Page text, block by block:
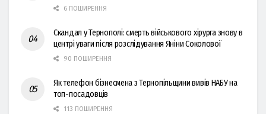
6 ПОШИРЕННЯ
Скандал у Тернополі: смерть військового хірурга знову в
центрі уваги після розслідування Яніни Соколової
90 ПОШИРЕННЯ
Як телефон бізнесмена з Тернопільщини вивів НАБУ на
топ-посадовців
113 ПОШИРЕННЯ